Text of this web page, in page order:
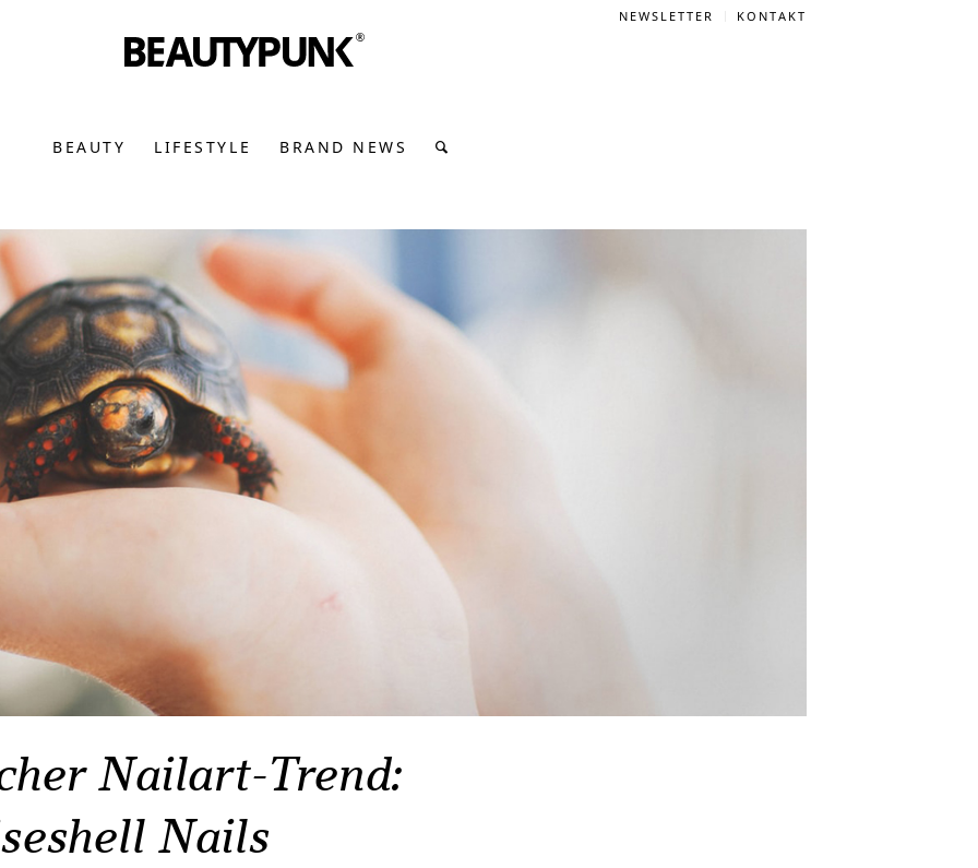
NEWSLETTER KONTAKT
BEAUTY LIFESTYLE BRAND NEWS
Nailart-Trend:
Nails